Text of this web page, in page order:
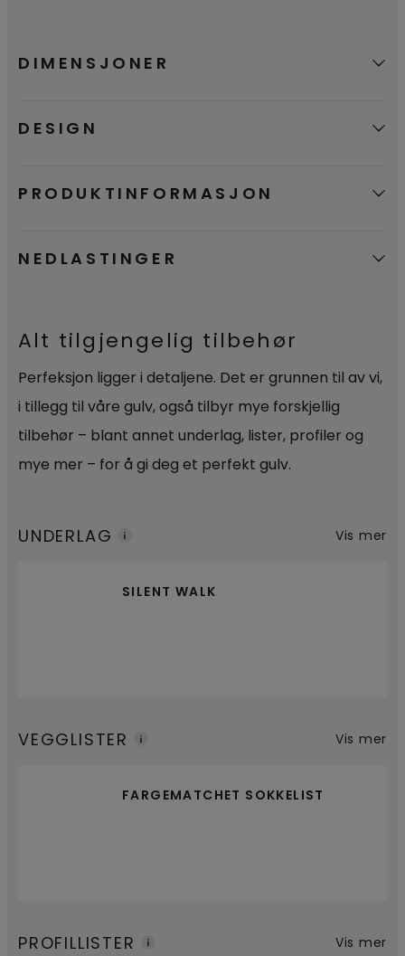
DIMENSJONER
DESIGN
PRODUKTINFORMASJON
NEDLASTINGER
Alt tilgjengelig tilbehør
Perfeksjon ligger i detaljene. Det er grunnen til av vi,
i tillegg til våre gulv, også tilbyr mye forskjellig
tilbehør – blant annet underlag, lister, profiler og
mye mer – for å gi deg et perfekt gulv.
UNDERLAG
SILENT WALK
Vis mer
VEGGLISTER
FARGEMATCHET SOKKELIST
Vis mer
PROFILLISTER Vis mer